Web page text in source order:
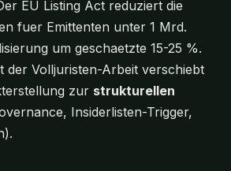
EU Listing Act reduziert die
fuer Emittenten unter 1 Mrd.
um geschaetzte 15-25 %.
der Volljuristen-Arbeit verschiebt
zur strukturellen
Insiderlisten-Trigger,